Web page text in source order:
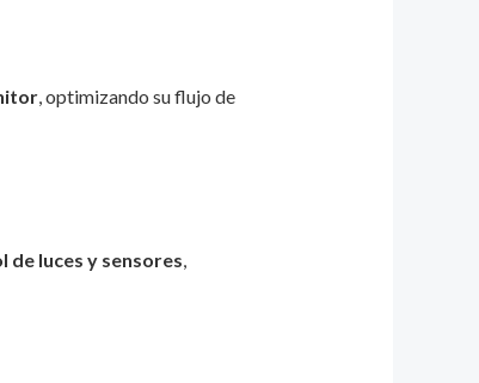
, optimizando su flujo de
de luces y sensores,